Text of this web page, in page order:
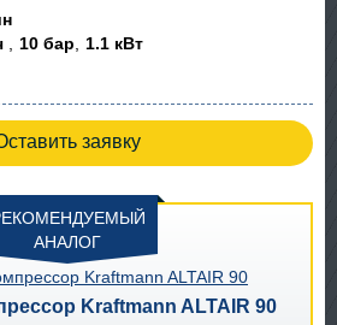
10 бар 1.1 кВт
заявку
АНАЛОГ
Kraftmann ALTAIR 90